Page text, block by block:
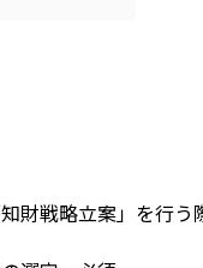
財戦略立案」を行